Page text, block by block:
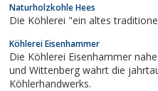
Naturholzkohle Hees
Die Köhlerei "ein altes
Köhlerei Eisenhammer
Die Köhlerei Eisenhammer
und Wittenberg wahrt die
Köhlerhandwerks.